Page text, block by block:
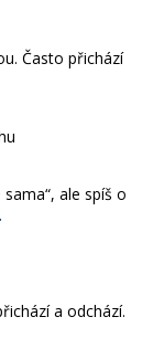
Často přichází
ale spíš o
a odchází.